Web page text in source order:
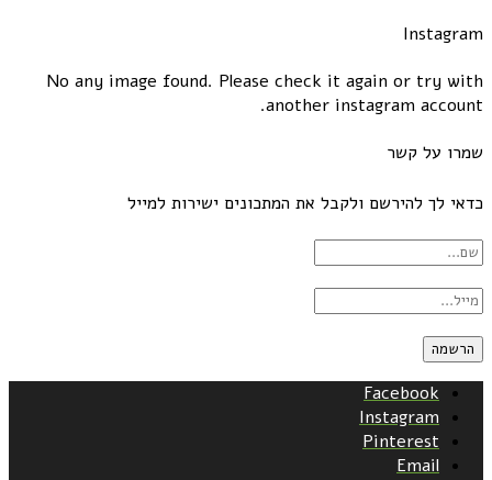
Instagram
No any image found. Please check it again or try with
another instagram account.
שמרו על קשר
כדאי לך להירשם ולקבל את המתכונים ישירות למייל
Facebook
Instagram
Pinterest
Email